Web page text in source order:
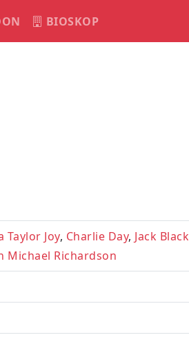
BIOSKOP
Taylor Joy, Charlie Day, Jack Black
Michael Richardson